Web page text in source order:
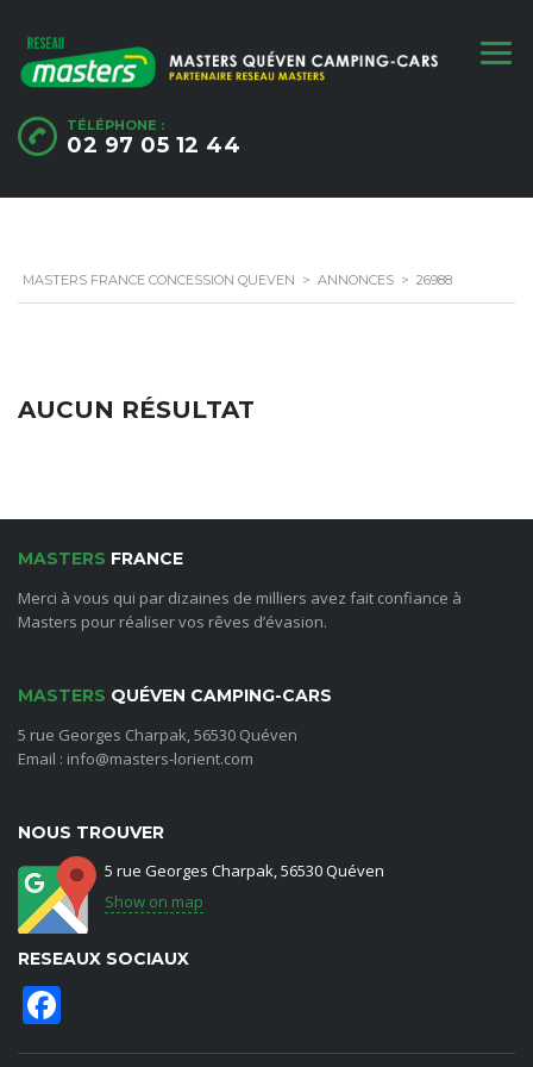
TÉLÉPHONE :
02 97 05 12 44
MASTERS FRANCE CONCESSION QUEVEN > ANNONCES > 26988
AUCUN RÉSULTAT
MASTERS FRANCE
Merci à vous qui par dizaines de milliers avez fait confiance à
Masters pour réaliser vos rêves d’évasion.
MASTERS QUÉVEN CAMPING-CARS
5 rue Georges Charpak, 56530 Quéven
Email : info@masters-lorient.com
NOUS TROUVER
5 rue Georges Charpak, 56530 Quéven
Show on map
RESEAUX SOCIAUX